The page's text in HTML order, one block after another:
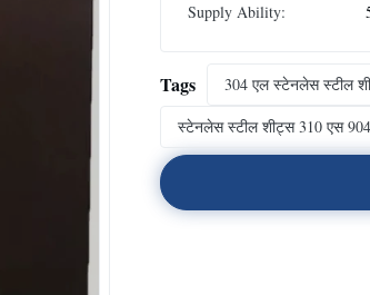
Supply Ability:
Tags 304 एल स्टेनलेस स्टील
स्टेनलेस स्टील शीट्स 310 एस